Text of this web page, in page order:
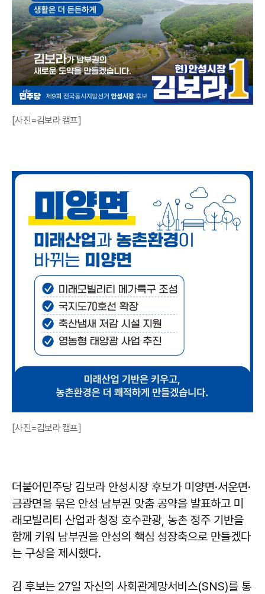
[사진=김보라 캠프]
[사진=김보라 캠프]
더불어민주당 김보라 안성시장 후보가 미양면·서운면·
금광면을 묶은 안성 남부권 맞춤 공약을 발표하고 미
래모빌리티 산업과 청정 호수관광, 농촌 정주 기반을
함께 키워 남부권을 안성의 핵심 성장축으로 만들겠다
는 구상을 제시했다.
김 후보는 27일 자신의 사회관계망서비스(SNS)를 통